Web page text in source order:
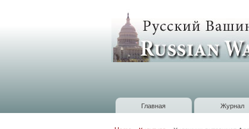
Russian
Washington
Baltimore
Главное меню
Главная Журнал